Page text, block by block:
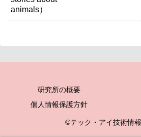
研究所の概要
個人情報保護方針
©テック・アイ技術情